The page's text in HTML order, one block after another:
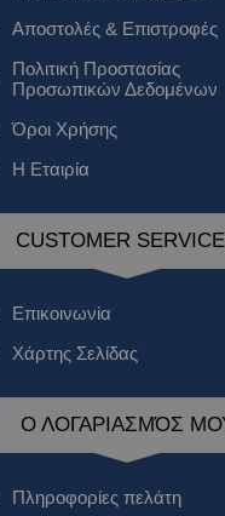
Αποστολές & Επιστροφές
Πολιτική Προστασίας
Προσωπικών Δεδομένων
Όροι Χρήσης
Η Εταιρία
CUSTOMER
Επικοινωνία
Χάρτης Σελίδας
Ο ΛΟΓΑΡΙΑΣΜΌΣ
Πληροφορίες πελάτη